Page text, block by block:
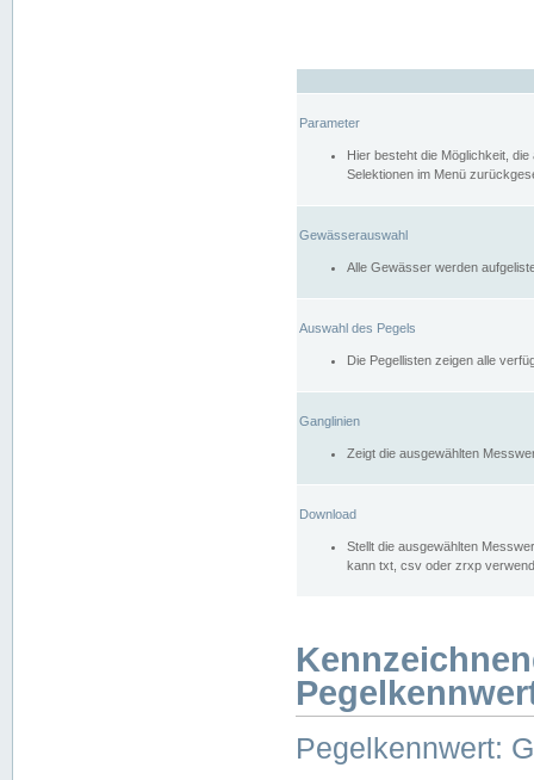
Parameter
Hier besteht die Möglichkeit,
Selektionen im Menü
Gewässerauswahl
Alle Gewässer werden
Auswahl des Pegels
Die Pegellisten zeigen alle
Ganglinien
Zeigt die ausgewählten
Download
Stellt die ausgewählten
kann txt, csv oder zrxp
Pegelkennwert: